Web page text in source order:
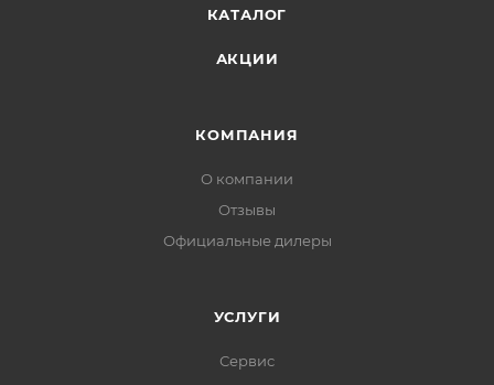
КАТАЛОГ
АКЦИИ
КОМПАНИЯ
О компании
Отзывы
Официальные дилеры
УСЛУГИ
Сервис